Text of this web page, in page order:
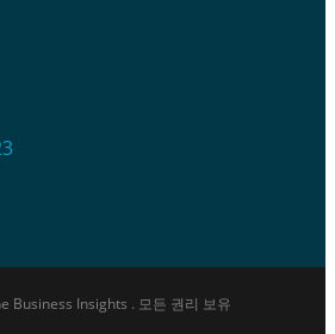
Business Insights . 모든 권리 보유